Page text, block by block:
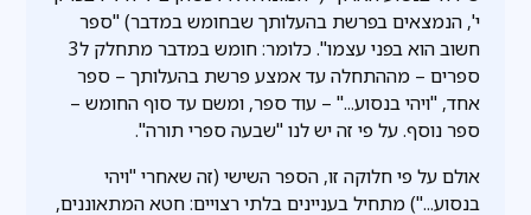
י', הנמצאים בפרשת בהעלותך שבחומש במדבר) "ספר
חשוב הוא בפני עצמו". כלומר: חומש במדבר מתחלק ל3
ספרים – מההתחלה עד אמצע פרשת בהעלותך – ספר
אחד, "ויהי בנסוע..." – עוד ספר, ומשם עד סוף החומש –
ספר נוסף. על פי זה יש לנו "שבעה ספרי תורה".
אולם על פי חלוקה זו, הספר השישי (זה שאחרי "ויהי
בנסוע...") מתחיל בעניינים בלתי רצויים: חטא המתאוננים,